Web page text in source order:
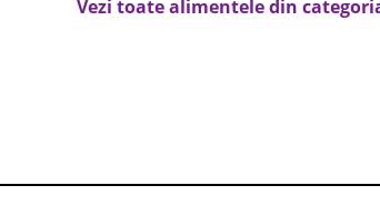
Vezi toate alimentele din